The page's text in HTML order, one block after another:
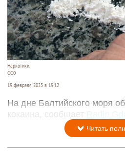
Наркотики.
СС0
19 февраля 2025 в 19:12
На дне Балтийского моря
кокаина, сообщает Radio
Читать